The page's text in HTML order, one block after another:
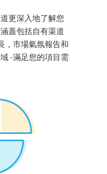
更深入地了解您
蓋包括自有渠道
，市場氣氛報告和
-滿足您的項目需